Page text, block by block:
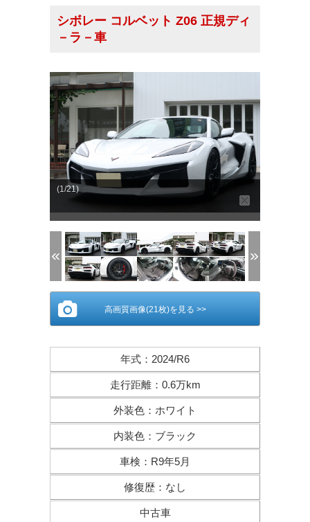
シボレー コルベット Z06 正規ディ
－ラ－車
(1/21)
高画質画像(21枚)を見る >>
年式 ： 2024/R6
走行距離： 0.6万km
外装色 ： ホワイト
内装色 ： ブラック
車検 ： R9年5月
修復歴 ： なし
中古車